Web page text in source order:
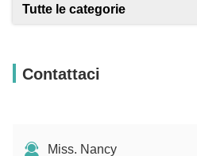
Tutte le categorie
Contattaci
Miss. Nancy